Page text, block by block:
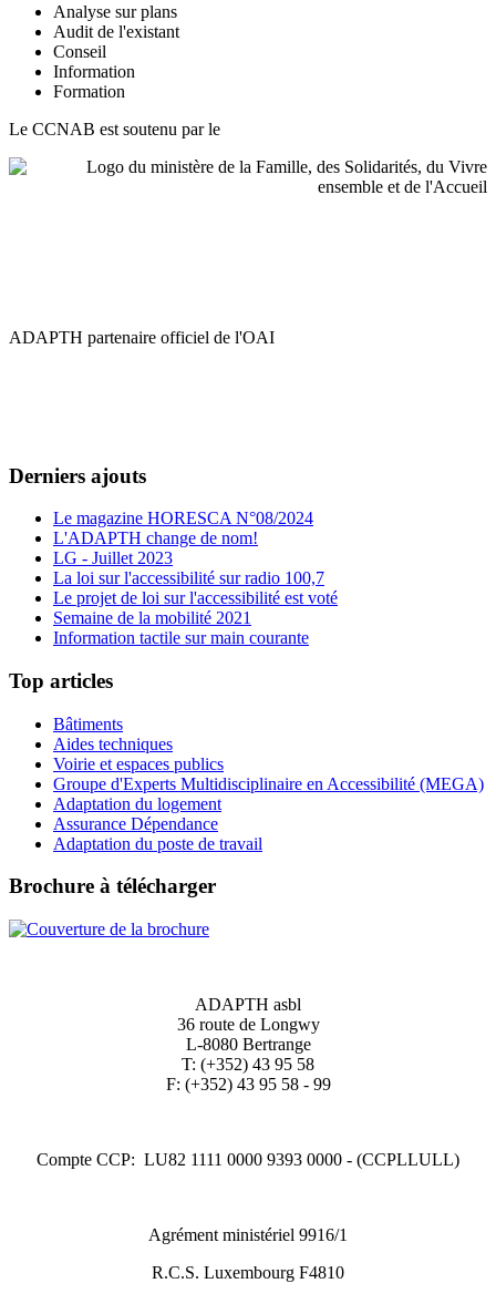
Analyse sur plans
Audit de l'existant
Conseil
Information
Formation
Le CCNAB est soutenu par le
ADAPTH partenaire officiel de l'OAI
Derniers ajouts
Le magazine HORESCA N°08/2024
L'ADAPTH change de nom!
LG - Juillet 2023
La loi sur l'accessibilité sur radio 100,7
Le projet de loi sur l'accessibilité est voté
Semaine de la mobilité 2021
Information tactile sur main courante
Top articles
Bâtiments
Aides techniques
Voirie et espaces publics
Groupe d'Experts Multidisciplinaire en Accessibilité (MEGA)
Adaptation du logement
Assurance Dépendance
Adaptation du poste de travail
Brochure à télécharger
ADAPTH asbl
36 route de Longwy
L-8080 Bertrange
T: (+352) 43 95 58
F: (+352) 43 95 58 - 99
Compte CCP: LU82 1111 0000 9393 0000 - (CCPLLULL)
Agrément ministériel 9916/1
R.C.S. Luxembourg F4810